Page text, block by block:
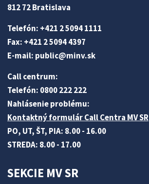
812 72 Bratislava
Telefón: +421 2 5094 1111
Fax: +421 2 5094 4397
E-mail: public@minv.sk
Call centrum:
Telefón: 0800 222 222
Nahlásenie problému:
Kontaktný formulár Call Centra MV SR
PO, UT, ŠT, PIA: 8.00 - 16.00
STREDA: 8.00 - 17.00
SEKCIE MV SR